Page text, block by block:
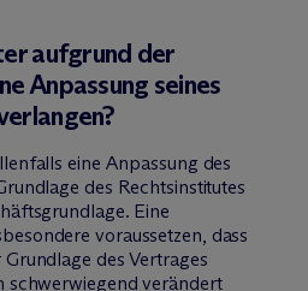
aufgrund der
Anpassung seines
eine Anpassung des
des Rechtsinstitutes
Eine
voraussetzen, dass
des Vertrages
schwerwiegend verändert